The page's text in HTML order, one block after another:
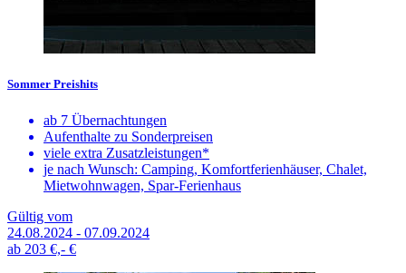
Sommer Preishits
ab 7 Übernachtungen
Aufenthalte zu Sonderpreisen
viele extra Zusatzleistungen*
je nach Wunsch: Camping, Komfortferienhäuser, Chalet,
Mietwohnwagen, Spar-Ferienhaus
Gültig vom
24.08.2024 - 07.09.2024
ab 203 €,- €